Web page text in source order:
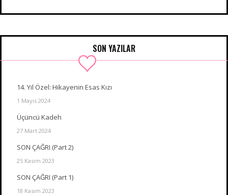
SON YAZILAR
14. Yıl Özel: Hikayenin Esas Kızı
1 Mayıs 2024
Üçüncü Kadeh
27 Mart 2024
SON ÇAĞRI (Part 2)
25 Kasım 2023
SON ÇAĞRI (Part 1)
18 Kasım 2023